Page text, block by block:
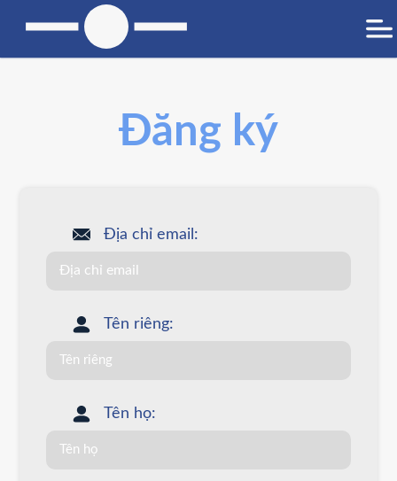
Đăng ký
Địa chỉ email:
Tên riêng:
Tên họ: